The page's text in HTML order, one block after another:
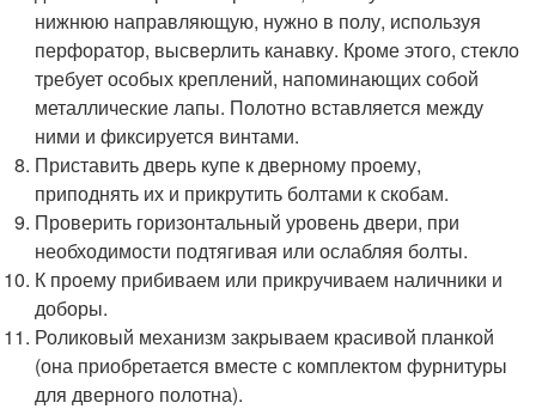
нижнюю направляющую, нужно в полу, используя
перфоратор, высверлить канавку. Кроме этого, стекло
требует особых креплений, напоминающих собой
металлические лапы. Полотно вставляется между
ними и фиксируется винтами.
Приставить дверь купе к дверному проему,
приподнять их и прикрутить болтами к скобам.
Проверить горизонтальный уровень двери, при
необходимости подтягивая или ослабляя болты.
К проему прибиваем или прикручиваем наличники и
доборы.
Роликовый механизм закрываем красивой планкой
(она приобретается вместе с комплектом фурнитуры
для дверного полотна).